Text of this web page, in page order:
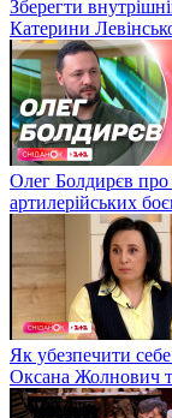
Зберегти
Катерини
Олег Болдирєв про
артилерійських
Як убезпечити
Оксана Жолнович